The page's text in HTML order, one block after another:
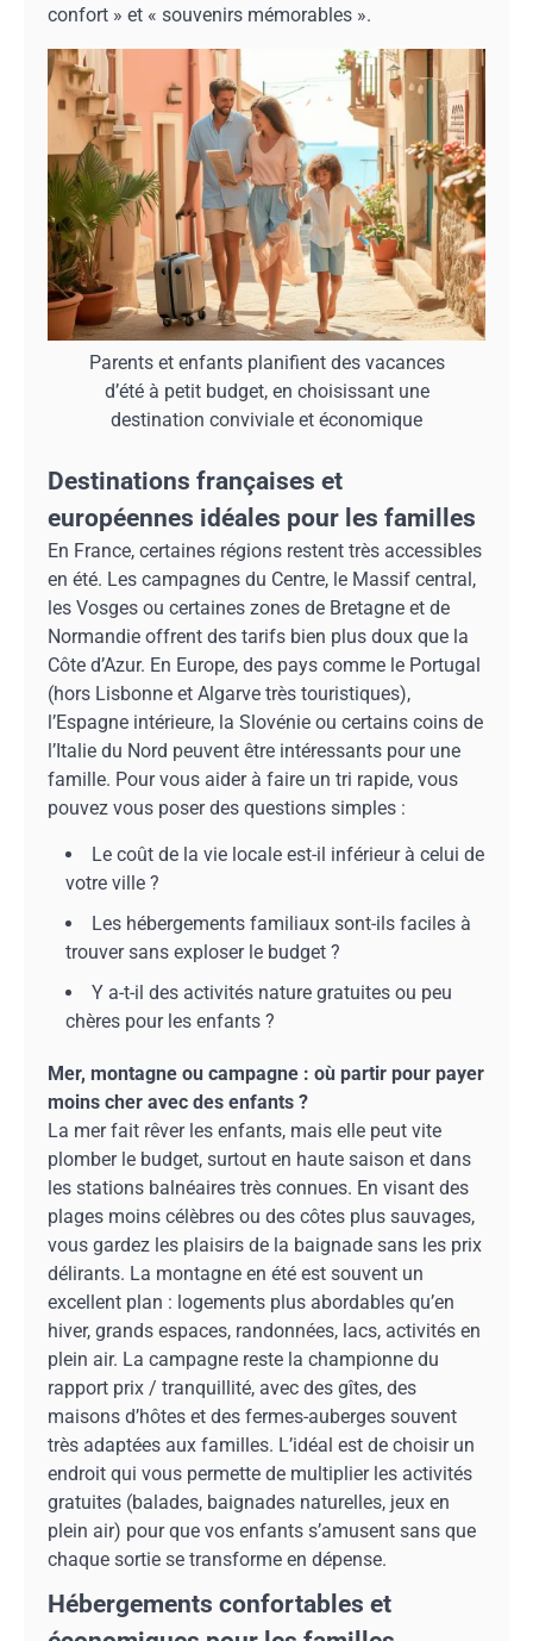
confort » et « souvenirs mémorables ».
Parents et enfants planifient des vacances
d’été à petit budget, en choisissant une
destination conviviale et économique
Destinations françaises et
européennes idéales pour les familles
En France, certaines régions restent très accessibles
en été. Les campagnes du Centre, le Massif central,
les Vosges ou certaines zones de Bretagne et de
Normandie offrent des tarifs bien plus doux que la
Côte d’Azur. En Europe, des pays comme le Portugal
(hors Lisbonne et Algarve très touristiques),
l’Espagne intérieure, la Slovénie ou certains coins de
l’Italie du Nord peuvent être intéressants pour une
famille. Pour vous aider à faire un tri rapide, vous
pouvez vous poser des questions simples :
Le coût de la vie locale est-il inférieur à celui de
votre ville ?
Les hébergements familiaux sont-ils faciles à
trouver sans exploser le budget ?
Y a-t-il des activités nature gratuites ou peu
chères pour les enfants ?
Mer, montagne ou campagne : où partir pour payer
moins cher avec des enfants ?
La mer fait rêver les enfants, mais elle peut vite
plomber le budget, surtout en haute saison et dans
les stations balnéaires très connues. En visant des
plages moins célèbres ou des côtes plus sauvages,
vous gardez les plaisirs de la baignade sans les prix
délirants. La montagne en été est souvent un
excellent plan : logements plus abordables qu’en
hiver, grands espaces, randonnées, lacs, activités en
plein air. La campagne reste la championne du
rapport prix / tranquillité, avec des gîtes, des
maisons d’hôtes et des fermes-auberges souvent
très adaptées aux familles. L’idéal est de choisir un
endroit qui vous permette de multiplier les activités
gratuites (balades, baignades naturelles, jeux en
plein air) pour que vos enfants s’amusent sans que
chaque sortie se transforme en dépense.
Hébergements confortables et